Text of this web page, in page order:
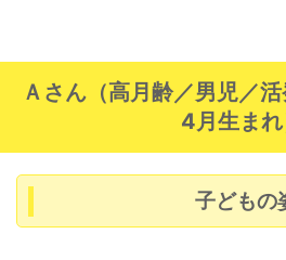
Ａさん（高月齢／男児／
4月生まれ
子どもの